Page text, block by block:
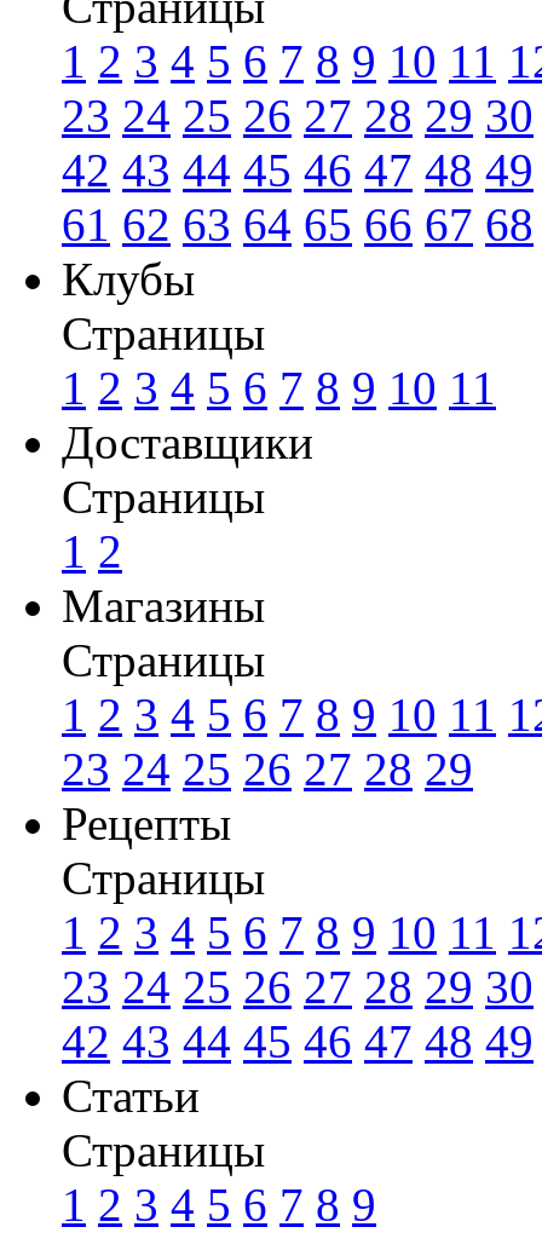
1 2 3 4 5 6 7 8 9 10 11
23 24 25 26 27 28 29 30
42 43 44 45 46 47 48 49
61 62 63 64 65 66 67 68
Клубы
Страницы
1 2 3 4 5 6 7 8 9 10 11
Доставщики
Страницы
1 2
Магазины
Страницы
1 2 3 4 5 6 7 8 9 10 11
23 24 25 26 27 28 29
Рецепты
Страницы
1 2 3 4 5 6 7 8 9 10 11
23 24 25 26 27 28 29 30
42 43 44 45 46 47 48 49
Статьи
Страницы
1 2 3 4 5 6 7 8 9